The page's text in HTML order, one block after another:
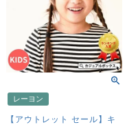
レーヨン
【アウトレット セール】キ